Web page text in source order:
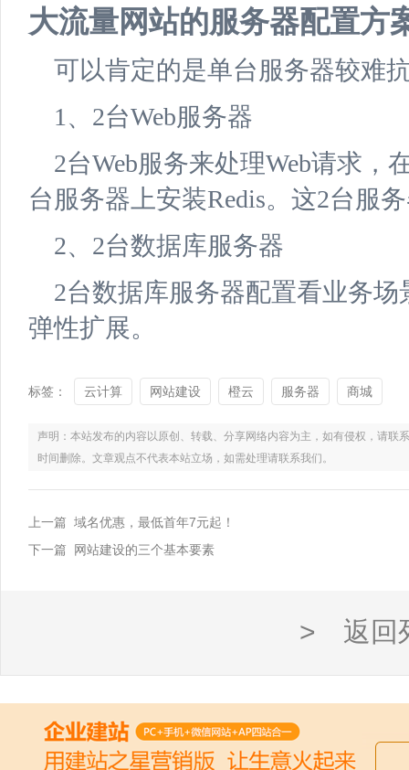
大流量网站的服务器配置方
可以肯定的是单台服务器较难
1、2台Web服务器
2台Web服务来处理Web请求
台服务器上安装Redis。这2台服
2、2台数据库服务器
2台数据库服务器配置看业务
弹性扩展。
标签： 云计算 网站建设 橙云 服务器 商城
声明：本站发布的内容以原创、转载、分享网络内容为主，如有侵权，请
时间删除。文章观点不代表本站立场，如需处理请联系我们。
上一篇 域名优惠，最低首年7元起！
下一篇 网站建设的三个基本要素
> 返回